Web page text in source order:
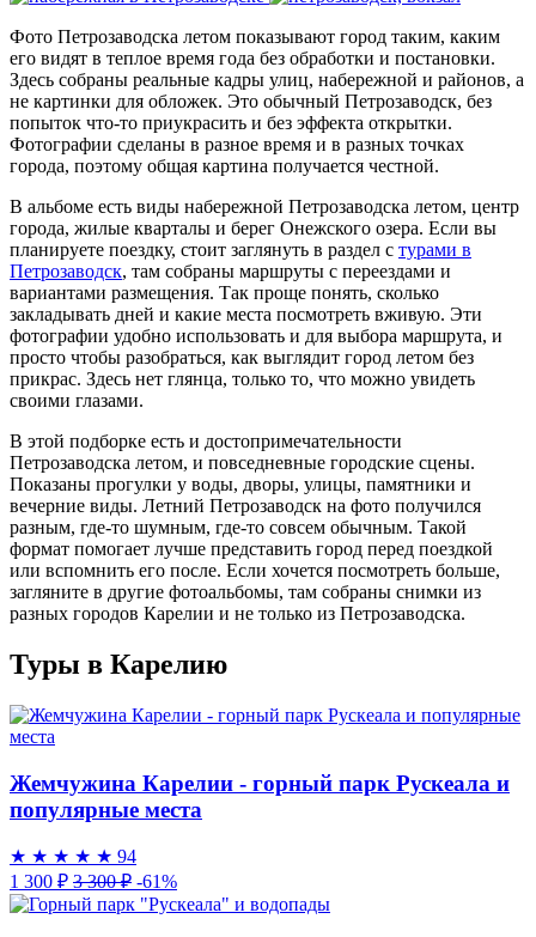
Фото Петрозаводска летом показывают город таким, каким
его видят в теплое время года без обработки и постановки.
Здесь собраны реальные кадры улиц, набережной и районов, а
не картинки для обложек. Это обычный Петрозаводск, без
попыток что-то приукрасить и без эффекта открытки.
Фотографии сделаны в разное время и в разных точках
города, поэтому общая картина получается честной.
В альбоме есть виды набережной Петрозаводска летом, центр
города, жилые кварталы и берег Онежского озера. Если вы
планируете поездку, стоит заглянуть в раздел с турами в
Петрозаводск, там собраны маршруты с переездами и
вариантами размещения. Так проще понять, сколько
закладывать дней и какие места посмотреть вживую. Эти
фотографии удобно использовать и для выбора маршрута, и
просто чтобы разобраться, как выглядит город летом без
прикрас. Здесь нет глянца, только то, что можно увидеть
своими глазами.
В этой подборке есть и достопримечательности
Петрозаводска летом, и повседневные городские сцены.
Показаны прогулки у воды, дворы, улицы, памятники и
вечерние виды. Летний Петрозаводск на фото получился
разным, где-то шумным, где-то совсем обычным. Такой
формат помогает лучше представить город перед поездкой
или вспомнить его после. Если хочется посмотреть больше,
загляните в другие фотоальбомы, там собраны снимки из
разных городов Карелии и не только из Петрозаводска.
Туры в Карелию
Жемчужина Карелии - горный парк Рускеала и
популярные места
★ ★ ★ ★ ★ 94
1 300 ₽ 3 300 ₽ -61%